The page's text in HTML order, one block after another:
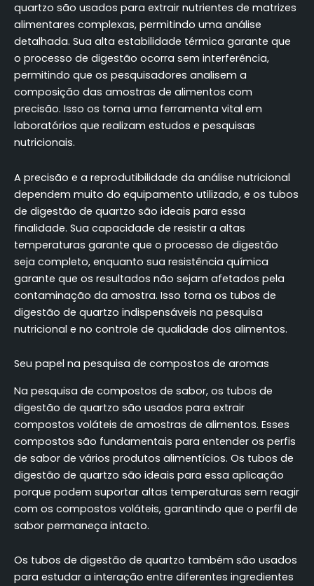
quartzo são usados para extrair nutrientes de matrizes
alimentares complexas, permitindo uma análise
detalhada. Sua alta estabilidade térmica garante que
o processo de digestão ocorra sem interferência,
permitindo que os pesquisadores analisem a
composição das amostras de alimentos com
precisão. Isso os torna uma ferramenta vital em
laboratórios que realizam estudos e pesquisas
nutricionais.
A precisão e a reprodutibilidade da análise nutricional
dependem muito do equipamento utilizado, e os tubos
de digestão de quartzo são ideais para essa
finalidade. Sua capacidade de resistir a altas
temperaturas garante que o processo de digestão
seja completo, enquanto sua resistência química
garante que os resultados não sejam afetados pela
contaminação da amostra. Isso torna os tubos de
digestão de quartzo indispensáveis na pesquisa
nutricional e no controle de qualidade dos alimentos.
Seu papel na pesquisa de compostos de aromas
Na pesquisa de compostos de sabor, os tubos de
digestão de quartzo são usados para extrair
compostos voláteis de amostras de alimentos. Esses
compostos são fundamentais para entender os perfis
de sabor de vários produtos alimentícios. Os tubos de
digestão de quartzo são ideais para essa aplicação
porque podem suportar altas temperaturas sem reagir
com os compostos voláteis, garantindo que o perfil de
sabor permaneça intacto.
Os tubos de digestão de quartzo também são usados
para estudar a interação entre diferentes ingredientes